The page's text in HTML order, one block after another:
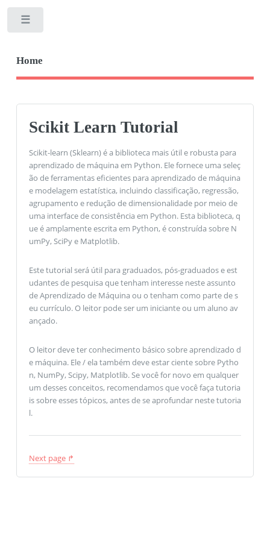
Home
Scikit Learn Tutorial
Scikit-learn (Sklearn) é a biblioteca mais útil e robusta para
aprendizado de máquina em Python. Ele fornece uma seleç
ão de ferramentas eficientes para aprendizado de máquina
e modelagem estatística, incluindo classificação, regressão,
agrupamento e redução de dimensionalidade por meio de
uma interface de consistência em Python. Esta biblioteca, q
ue é amplamente escrita em Python, é construída sobre N
umPy, SciPy e Matplotlib.
Este tutorial será útil para graduados, pós-graduados e est
udantes de pesquisa que tenham interesse neste assunto
de Aprendizado de Máquina ou o tenham como parte de s
eu currículo. O leitor pode ser um iniciante ou um aluno av
ançado.
O leitor deve ter conhecimento básico sobre aprendizado d
e máquina. Ele / ela também deve estar ciente sobre Pytho
n, NumPy, Scipy, Matplotlib. Se você for novo em qualquer
um desses conceitos, recomendamos que você faça tutoria
is sobre esses tópicos, antes de se aprofundar neste tutoria
l.
Next page ↱